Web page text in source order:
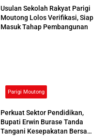
Usulan Sekolah Rakyat Parigi
Moutong Lolos Verifikasi, Siap
Masuk Tahap Pembangunan
Parigi Moutong
Perkuat Sektor Pendidikan,
Bupati Erwin Burase Tanda
Tangani Kesepakatan Bersama